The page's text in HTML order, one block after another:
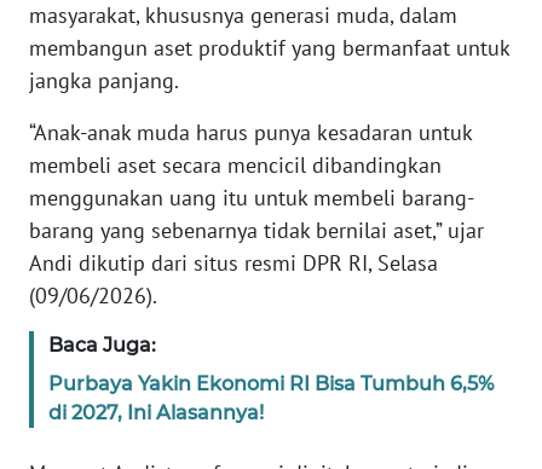
masyarakat, khususnya generasi muda, dalam
membangun aset produktif yang bermanfaat untuk
jangka panjang.
“Anak-anak muda harus punya kesadaran untuk
membeli aset secara mencicil dibandingkan
menggunakan uang itu untuk membeli barang-
barang yang sebenarnya tidak bernilai aset,” ujar
Andi dikutip dari situs resmi DPR RI, Selasa
(09/06/2026).
Baca Juga:
Purbaya Yakin Ekonomi RI Bisa Tumbuh 6,5%
di 2027, Ini Alasannya!
Regional
WN
WN
JAKARTA
WN
JABAR
WN
BANTEN